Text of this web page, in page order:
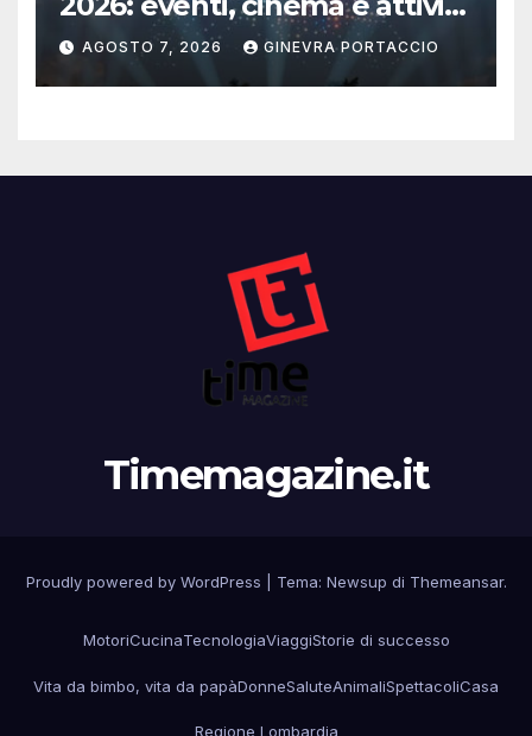
per famiglie
AGOSTO 7, 2026 GINEVRA PORTACCIO
Timemagazine.it
Proudly powered by WordPress Tema: Newsup di Themeansar.
MotoriCucinaTecnologiaViaggiStorie di successo
Vita da bimbo, vita da papàDonneSaluteAnimaliSpettacoliCasa
Regione Lombardia